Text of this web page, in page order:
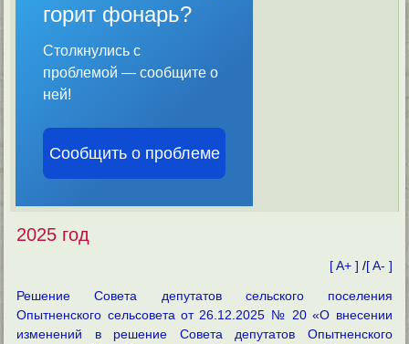
горит фонарь?
Столкнулись с
проблемой — сообщите о
ней!
Сообщить о проблеме
2025 год
[ A+ ] /[ A- ]
Решение Совета депутатов сельского поселения
Опытненского сельсовета от 26.12.2025 № 20 «О внесении
изменений в решение Совета депутатов Опытненского